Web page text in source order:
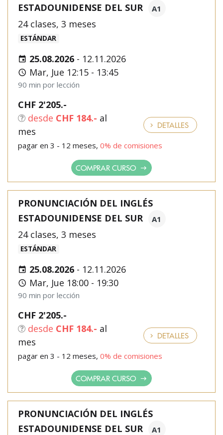
ESTADOUNIDENSE DEL SUR
A1
24 clases, 3 meses
ESTÁNDAR
25.08.2026 - 12.11.2026
Mar, Jue 12:15 - 13:45
90 min por lección
CHF 2'205.-
desde CHF 184.- al
mes
pagar en 3 - 12 meses, 0% de comisiones
DETALLES
COMPRAR CURSO
PRONUNCIACIÓN DEL INGLÉS
ESTADOUNIDENSE DEL SUR
A1
24 clases, 3 meses
ESTÁNDAR
25.08.2026 - 12.11.2026
Mar, Jue 18:00 - 19:30
90 min por lección
CHF 2'205.-
desde CHF 184.- al
mes
pagar en 3 - 12 meses, 0% de comisiones
DETALLES
COMPRAR CURSO
PRONUNCIACIÓN DEL INGLÉS
ESTADOUNIDENSE DEL SUR
A1